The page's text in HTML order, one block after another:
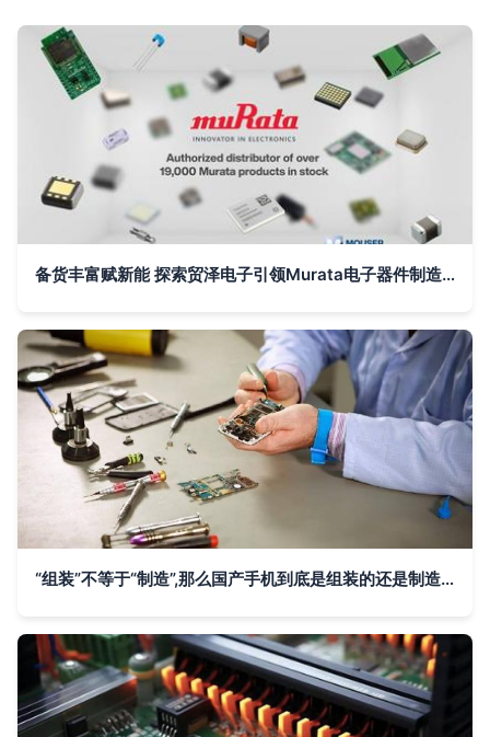
备货丰富赋新能 探索贸泽电子引领Murata电子器件制造革新之路
“组装”不等于“制造”,那么国产手机到底是组装的还是制造的?